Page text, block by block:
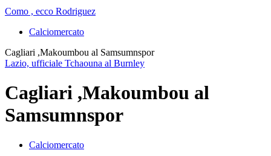
Como , ecco Rodriguez
Calciomercato
Cagliari ,Makoumbou al Samsumnspor
Lazio, ufficiale Tchaouna al Burnley
Cagliari ,Makoumbou al
Samsumnspor
Calciomercato